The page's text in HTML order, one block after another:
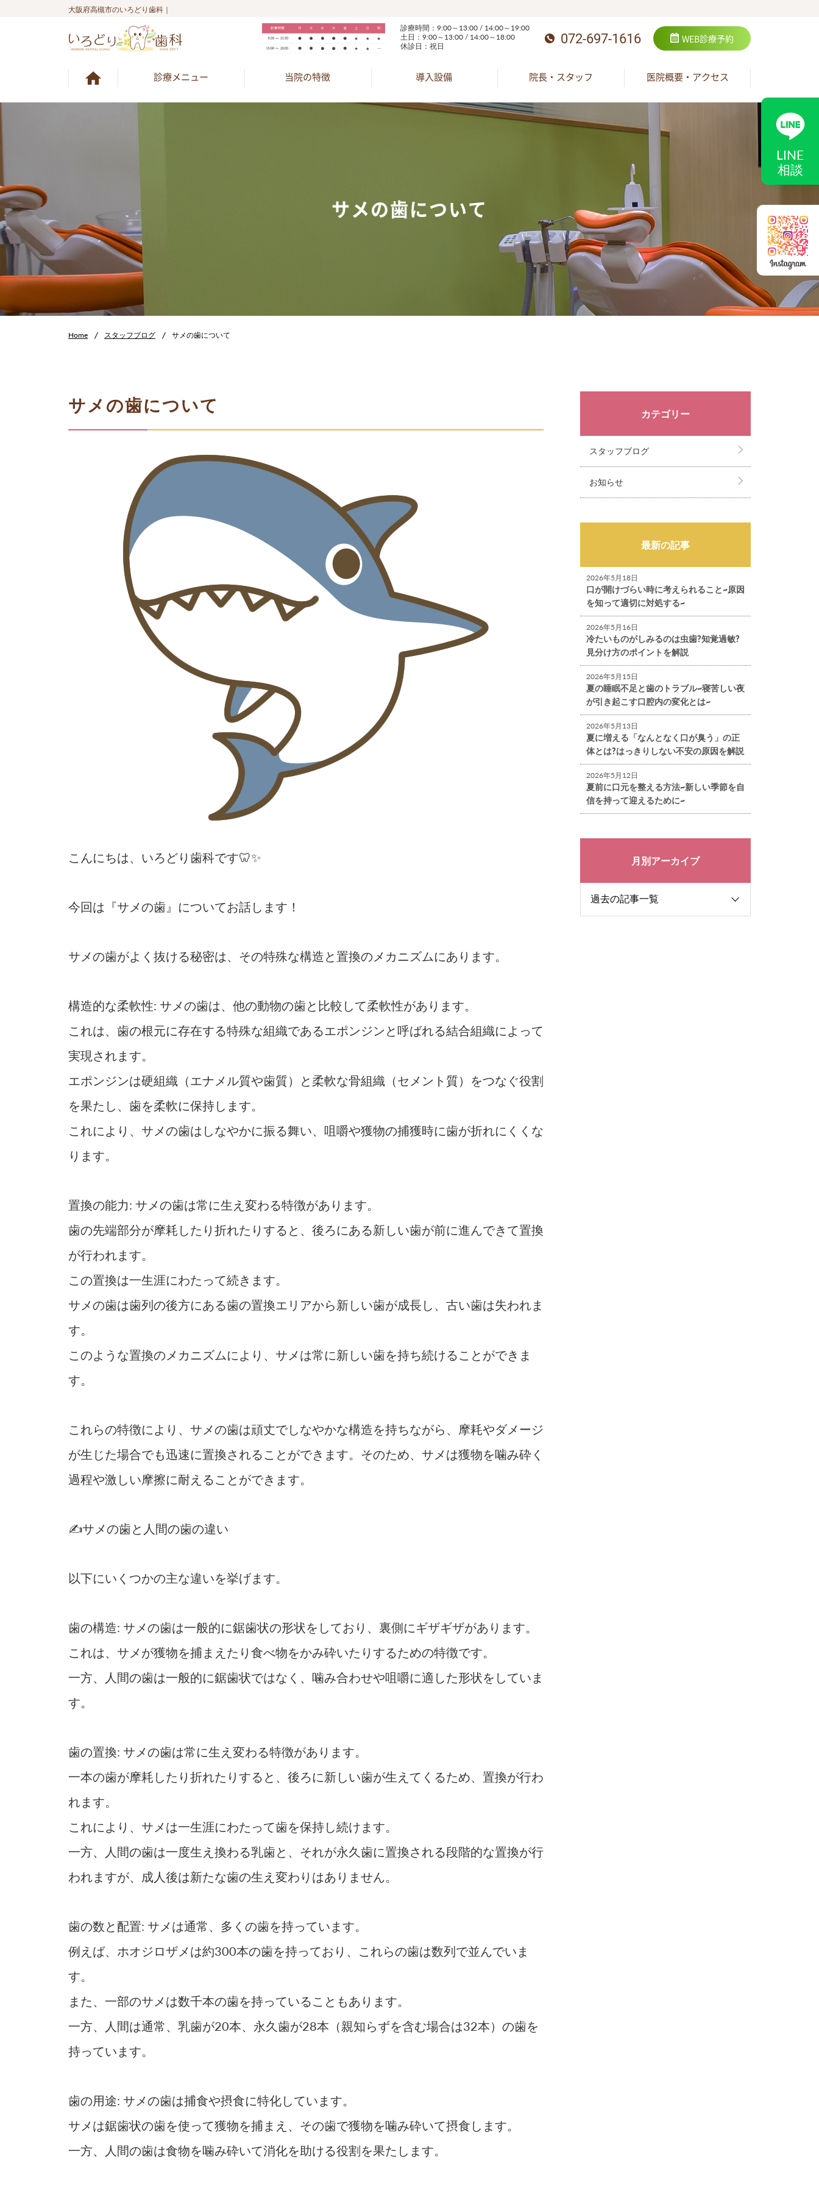
大阪府高槻市のいろどり歯科｜
診療時間：9:00～13:00 / 14:00～19:00
土日：9:00～13:00 / 14:00～18:00
休診日：祝日
072-697-1616 WEB診療予約
診療メニュー 当院の特徴 導入設備 院長・スタッフ 医院概要・アクセス
サメの歯について
Home スタッフブログ サメの歯について
サメの歯について
こんにちは、いろどり歯科です🦷✨
今回は『サメの歯』についてお話します！
サメの歯がよく抜ける秘密は、その特殊な構造と置換のメカニズムにあります。
構造的な柔軟性: サメの歯は、他の動物の歯と比較して柔軟性があります。
これは、歯の根元に存在する特殊な組織であるエポンジンと呼ばれる結合組織によって
実現されます。
エポンジンは硬組織（エナメル質や歯質）と柔軟な骨組織（セメント質）をつなぐ役割
を果たし、歯を柔軟に保持します。
これにより、サメの歯はしなやかに振る舞い、咀嚼や獲物の捕獲時に歯が折れにくくな
ります。
置換の能力: サメの歯は常に生え変わる特徴があります。
歯の先端部分が摩耗したり折れたりすると、後ろにある新しい歯が前に進んできて置換
が行われます。
この置換は一生涯にわたって続きます。
サメの歯は歯列の後方にある歯の置換エリアから新しい歯が成長し、古い歯は失われま
す。
このような置換のメカニズムにより、サメは常に新しい歯を持ち続けることができま
す。
これらの特徴により、サメの歯は頑丈でしなやかな構造を持ちながら、摩耗やダメージ
が生じた場合でも迅速に置換されることができます。そのため、サメは獲物を噛み砕く
過程や激しい摩擦に耐えることができます。
✍️サメの歯と人間の歯の違い
以下にいくつかの主な違いを挙げます。
歯の構造: サメの歯は一般的に鋸歯状の形状をしており、裏側にギザギザがあります。
これは、サメが獲物を捕まえたり食べ物をかみ砕いたりするための特徴です。
一方、人間の歯は一般的に鋸歯状ではなく、噛み合わせや咀嚼に適した形状をしていま
す。
歯の置換: サメの歯は常に生え変わる特徴があります。
一本の歯が摩耗したり折れたりすると、後ろに新しい歯が生えてくるため、置換が行わ
れます。
これにより、サメは一生涯にわたって歯を保持し続けます。
一方、人間の歯は一度生え換わる乳歯と、それが永久歯に置換される段階的な置換が行
われますが、成人後は新たな歯の生え変わりはありません。
歯の数と配置: サメは通常、多くの歯を持っています。
例えば、ホオジロザメは約300本の歯を持っており、これらの歯は数列で並んでいま
す。
また、一部のサメは数千本の歯を持っていることもあります。
一方、人間は通常、乳歯が20本、永久歯が28本（親知らずを含む場合は32本）の歯を
持っています。
歯の用途: サメの歯は捕食や摂食に特化しています。
サメは鋸歯状の歯を使って獲物を捕まえ、その歯で獲物を噛み砕いて摂食します。
一方、人間の歯は食物を噛み砕いて消化を助ける役割を果たします。
カテゴリー
スタッフブログ
お知らせ
最新の記事
2026年5月18日
口が開けづらい時に考えられること~原因
を知って適切に対処する~
2026年5月16日
冷たいものがしみるのは虫歯?知覚過敏?
見分け方のポイントを解説
2026年5月15日
夏の睡眠不足と歯のトラブル~寝苦しい夜
が引き起こす口腔内の変化とは~
2026年5月13日
夏に増える「なんとなく口が臭う」の正
体とは?はっきりしない不安の原因を解説
2026年5月12日
夏前に口元を整える方法~新しい季節を自
信を持って迎えるために~
月別アーカイブ
LINE
相談